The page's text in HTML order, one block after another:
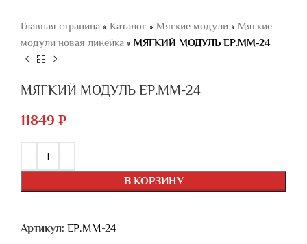
Главная страница » Каталог » Мягкие модули » Мягкие
модули новая линейка » МЯГКИЙ МОДУЛЬ ЕР.ММ-24
МЯГКИЙ МОДУЛЬ ЕР.ММ-24
11849 ₽
В КОРЗИНУ
Артикул: ЕР.ММ-24